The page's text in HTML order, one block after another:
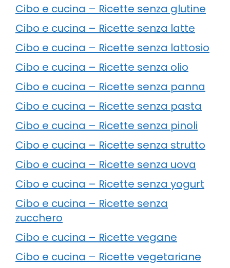
Cibo e cucina – Ricette senza glutine
Cibo e cucina – Ricette senza latte
Cibo e cucina – Ricette senza lattosio
Cibo e cucina – Ricette senza olio
Cibo e cucina – Ricette senza panna
Cibo e cucina – Ricette senza pasta
Cibo e cucina – Ricette senza pinoli
Cibo e cucina – Ricette senza strutto
Cibo e cucina – Ricette senza uova
Cibo e cucina – Ricette senza yogurt
Cibo e cucina – Ricette senza
zucchero
Cibo e cucina – Ricette vegane
Cibo e cucina – Ricette vegetariane